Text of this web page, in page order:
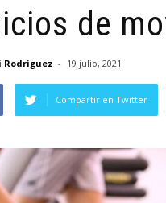
de de
Rodriguez - 19 julio, 2021
Compartir en Twitter